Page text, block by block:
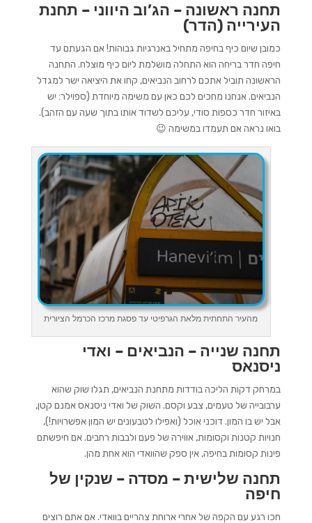
תחנה ראשונה – הג’וב היווני – תחנת
העירייה (הדר)
כמובן שיום כיף בחיפה מתחיל באנרגיות גבוהות! אם הגעתם עד
חיפה חדר בריחה הוא התחלה מושלמת ליום כיף מוצלח. התחנה
הראשונה תוביל אתכם לרחוב הנביאים, קחו את היציאה ישר למגדל
הנביאים. אנחנו מחכים לכם כאן עם משימה מיוחדת (ספוילר: יש
באיזור חדר כספות סודי, עליכם לשדוד אותו בתוך שעה עם הזהב).
בואו נראה אם תעמדו במשימה 😉
מהעיר התחתית מלאת הגרפיטי עד פסגת מרכז הכרמל הציורית
תחנה שנייה – הנביאים – ואדי
ניסנאס
במרחק דקות הליכה בודדות מתחנת הנביאים, תגלו שוק שהוא
ערבובייה של טעמים, צבע וקסם. השוק של ואדי ניסנאס אמנם קטן,
אבל יש בו המון. דוכני אוכל (ואפילו לטבעונים יש המון אפשרויות!),
חנויות קטנות וקסומות, אווירה של פעם ולבבות רחבים. אם חיפשתם
פינות קסומות בחיפה, אין ספק שהוואדי הוא אחת מהן.
תחנה שלישית – מסדה – שנקין של
חיפה
חכו רגע עם הקפה של אחרי ארוחת צהריים בוואדי. אם אתם רוצים